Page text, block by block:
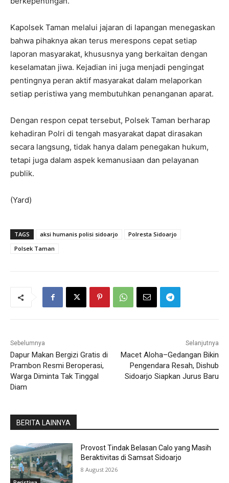
Kapolsek Taman melalui jajaran di lapangan menegaskan
bahwa pihaknya akan terus merespons cepat setiap
laporan masyarakat, khususnya yang berkaitan dengan
keselamatan jiwa. Kejadian ini juga menjadi pengingat
pentingnya peran aktif masyarakat dalam melaporkan
setiap peristiwa yang membutuhkan penanganan aparat.
Dengan respon cepat tersebut, Polsek Taman berharap
kehadiran Polri di tengah masyarakat dapat dirasakan
secara langsung, tidak hanya dalam penegakan hukum,
tetapi juga dalam aspek kemanusiaan dan pelayanan
publik.
(Yard)
TAGS aksi humanis polisi sidoarjo
Polresta Sidoarjo
Polsek Taman
Sebelumnya
Dapur Makan Bergizi Gratis di
Prambon Resmi Beroperasi,
Warga Diminta Tak Tinggal
Diam
Selanjutnya
Macet Aloha–Gedangan Bikin
Pengendara Resah, Dishub
Sidoarjo Siapkan Jurus Baru
BERITA LAINNYA
Provost Tindak Belasan Calo yang Masih
Beraktivitas di Samsat Sidoarjo
8 August 2026